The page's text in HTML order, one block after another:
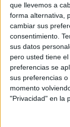
que llevemos a
forma alternativa,
cambiar sus
consentimiento.
sus datos
pero usted tiene
preferencias se
sus preferencias
momento
"Privacidad" en la
Este recurso
Infantil (3, 4 y 5
conocimiento,
Está diseñado
SEGUIR